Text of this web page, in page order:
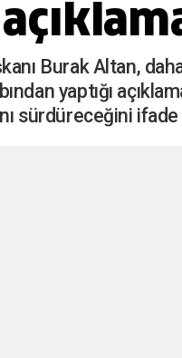
Burak Altan, daha
yaptığı
sürdüreceğini